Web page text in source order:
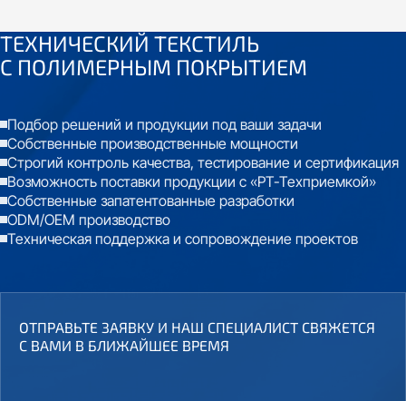
ТЕХНИЧЕСКИЙ ТЕКСТИЛЬ
С ПОЛИМЕРНЫМ ПОКРЫТИЕМ
Подбор решений и продукции под ваши задачи
Собственные производственные мощности
Строгий контроль качества, тестирование и сертификация
Возможность поставки продукции с «РТ-Техприемкой»
Собственные запатентованные разработки
ODM/OEM производство
Техническая поддержка и сопровождение проектов
ОТПРАВЬТЕ ЗАЯВКУ И НАШ СПЕЦИАЛИСТ СВЯЖЕТСЯ
С ВАМИ В БЛИЖАЙШЕЕ ВРЕМЯ